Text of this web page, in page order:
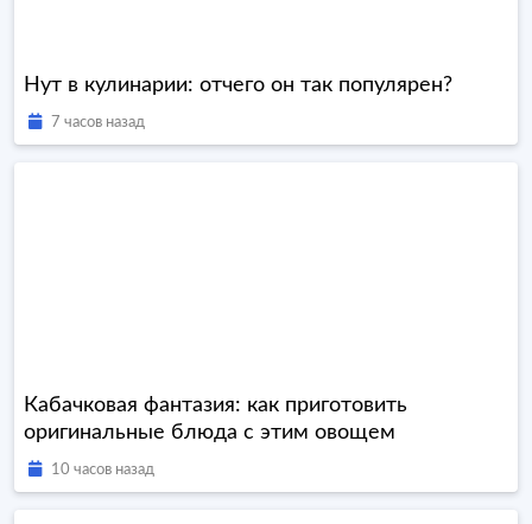
Нут в кулинарии: отчего он так популярен?
7 часов назад
Кабачковая фантазия: как приготовить
оригинальные блюда с этим овощем
10 часов назад